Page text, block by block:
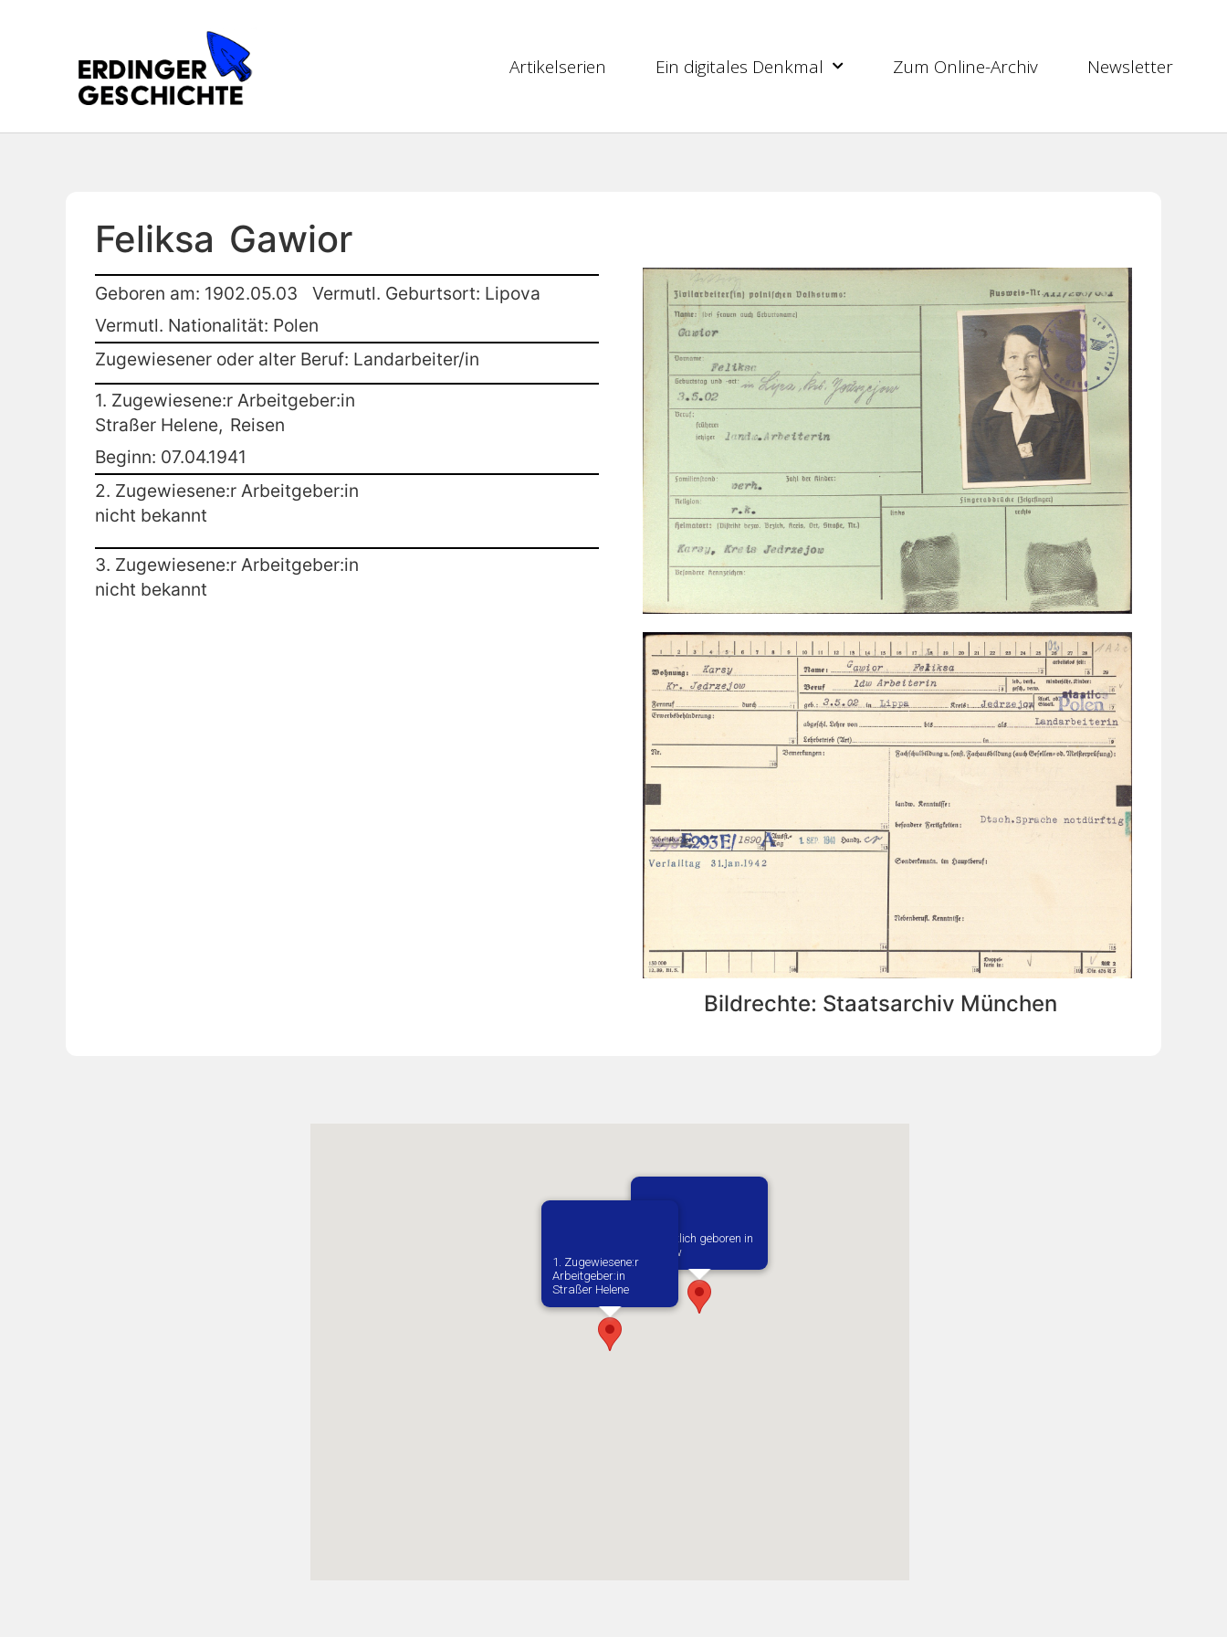
Artikelserien Ein digitales Denkmal Zum Online-Archiv Newsletter
Feliksa Gawior
Geboren am: 1902.05.03
Vermutl. Geburtsort: Lipova
Vermutl. Nationalität: Polen
Zugewiesener oder alter Beruf: Landarbeiter/in
1. Zugewiesene:r Arbeitgeber:in
Straßer Helene, Reisen
Beginn: 07.04.1941
2. Zugewiesene:r Arbeitgeber:in
nicht bekannt
3. Zugewiesene:r Arbeitgeber:in
nicht bekannt
Bildrechte: Staatsarchiv München
Vermutlich geboren in
Sobkow
1. Zugewiesene:r
Arbeitgeber:in​
Straßer Helene